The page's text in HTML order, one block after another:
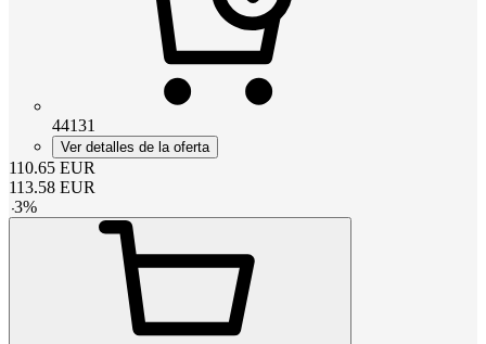
44131
Ver detalles de la oferta
110.65 EUR
113.58 EUR
-3%